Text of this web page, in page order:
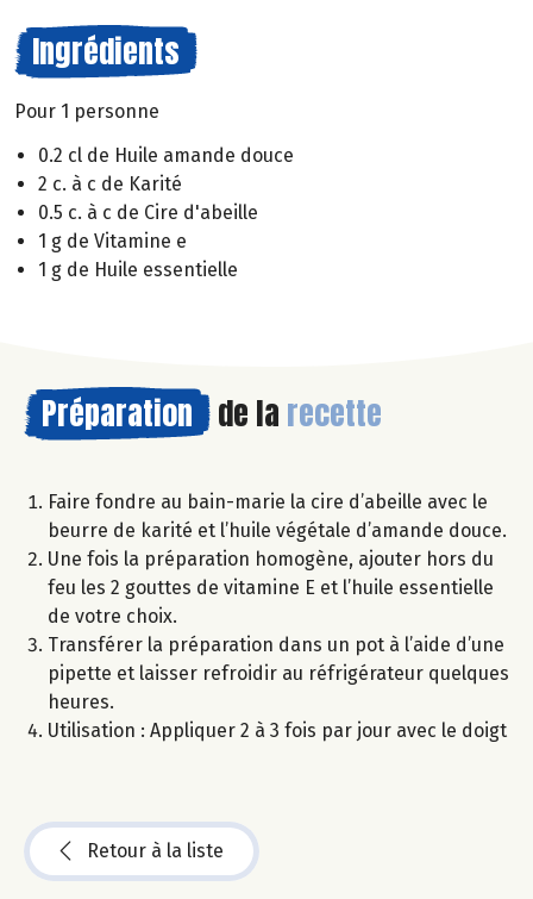
Ingrédients
Pour 1 personne
0.2 cl de Huile amande douce
2 c. à c de Karité
0.5 c. à c de Cire d'abeille
1 g de Vitamine e
1 g de Huile essentielle
Préparation de la recette
Faire fondre au bain-marie la cire d’abeille avec le
beurre de karité et l’huile végétale d’amande douce.
Une fois la préparation homogène, ajouter hors du
feu les 2 gouttes de vitamine E et l’huile essentielle
de votre choix.
Transférer la préparation dans un pot à l’aide d’une
pipette et laisser refroidir au réfrigérateur quelques
heures.
Utilisation : Appliquer 2 à 3 fois par jour avec le doigt
Retour à la liste